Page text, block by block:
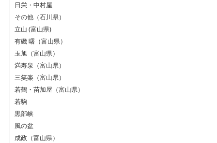
日栄・中村屋
その他（石川県）
立山 (富山県)
有磯 曙（富山県）
玉旭（富山県）
満寿泉（富山県）
三笑楽（富山県）
若鶴・苗加屋（富山県）
若駒
黒部峡
風の盆
成政（富山県）